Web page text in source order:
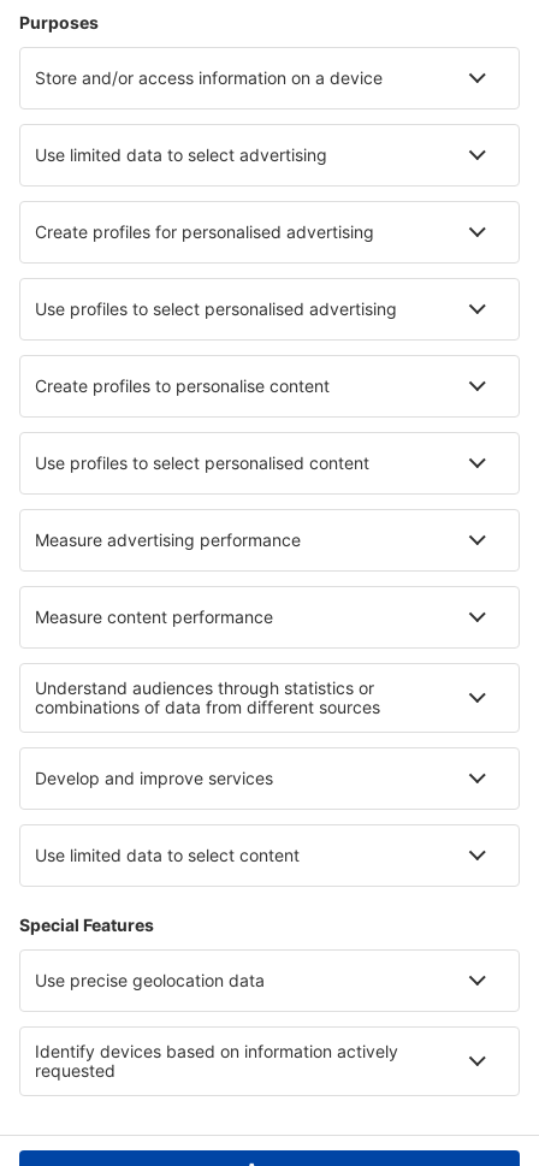
Hotels in Andernos-les-Bains
Hotels in Banyuls-sur-Mer Hotels in Metz
Hotels in Gruissan
Die besten Hotels - Städte
Hotels in San Rafael Hotels in Dannstadt-Schauernheim
Hotels in Carrizo De La Ribera Hotels in Roch
Hotels in Cangas de Onis Hotels in Torroella de Montgri
Hotels in Konstanz Hotels in Millersville
Die besten Hotels - Regionen
Hotels in Lothringen Hotels in Champagne
Hotels in Val Thorens Hotels in Trois Vallées
Hotels an dem Genfersee Hotels in Österreich
Hotels in Central Macedonia
Hotels in Pattaya Beach Hotels in Danubian Plain